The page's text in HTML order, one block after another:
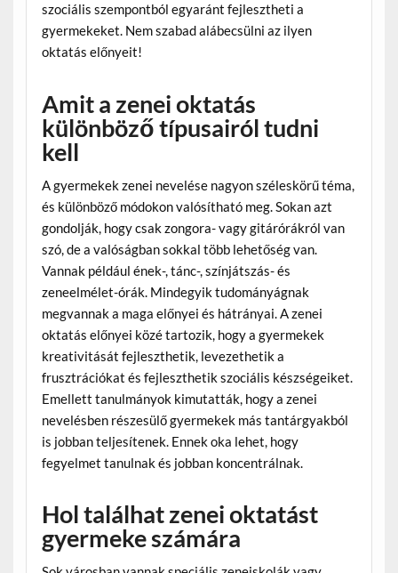
szociális szempontból egyaránt fejlesztheti a
gyermekeket. Nem szabad alábecsülni az ilyen
oktatás előnyeit!
Amit a zenei oktatás
különböző típusairól tudni
kell
A gyermekek zenei nevelése nagyon széleskörű téma,
és különböző módokon valósítható meg. Sokan azt
gondolják, hogy csak zongora- vagy gitárórákról van
szó, de a valóságban sokkal több lehetőség van.
Vannak például ének-, tánc-, színjátszás- és
zeneelmélet-órák. Mindegyik tudományágnak
megvannak a maga előnyei és hátrányai. A zenei
oktatás előnyei közé tartozik, hogy a gyermekek
kreativitását fejleszthetik, levezethetik a
frusztrációkat és fejleszthetik szociális készségeiket.
Emellett tanulmányok kimutatták, hogy a zenei
nevelésben részesülő gyermekek más tantárgyakból
is jobban teljesítenek. Ennek oka lehet, hogy
fegyelmet tanulnak és jobban koncentrálnak.
Hol találhat zenei oktatást
gyermeke számára